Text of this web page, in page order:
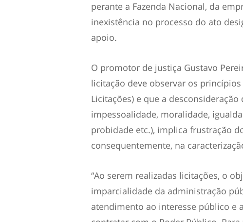
perante a Fazenda Nacional, da
inexistência no processo do ato
apoio.
O promotor de justiça Gustavo
licitação deve observar os
Licitações) e que a
impessoalidade, moralidade,
probidade etc.), implica frustração
consequentemente, na
“Ao serem realizadas licitações, o
imparcialidade da administração
atendimento ao interesse público e